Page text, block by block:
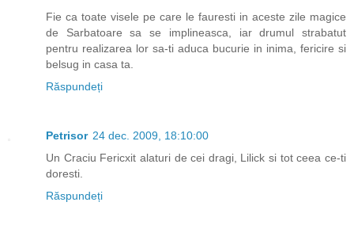
Fie ca toate visele pe care le fauresti in aceste zile magice
de Sarbatoare sa se implineasca, iar drumul strabatut
pentru realizarea lor sa-ti aduca bucurie in inima, fericire si
belsug in casa ta.
Răspundeți
Petrisor 24 dec. 2009, 18:10:00
Un Craciu Fericxit alaturi de cei dragi, Lilick si tot ceea ce-ti
doresti.
Răspundeți